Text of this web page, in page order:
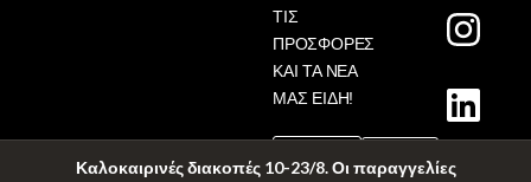
Καλοκαιρινές διακοπές 10-23/8. Οι παραγγελίες
ΤΙΣ
ΠΡΟΣΦΟΡΕΣ
ΚΑΙ ΤΑ ΝΕΑ
ΜΑΣ ΕΙΔΗ!